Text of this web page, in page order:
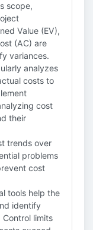
scope,
Value (EV),
(AC) are
variances.
analyzes
costs to
cost
their
trends over
problems
cost
tools help the
identify
limits